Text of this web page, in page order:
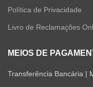
Política de Privacidade
Livro de Reclamações
MEIOS DE
Transferência Bancária |